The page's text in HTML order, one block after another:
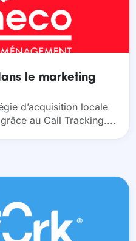
le marketing
d’acquisition locale
au Call Tracking.​...